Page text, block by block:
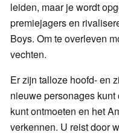
leiden, maar je wordt
premiejagers en
Boys. Om te overleven
vechten.
Er zijn talloze hoofd- en
nieuwe personages
kunt ontmoeten en het
verkennen. U reist door